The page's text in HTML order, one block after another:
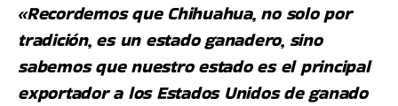
«Recordemos que Chihuahua, no solo por
tradición, es un estado ganadero, sino
sabemos que nuestro estado es el principal
exportador a los Estados Unidos de ganado